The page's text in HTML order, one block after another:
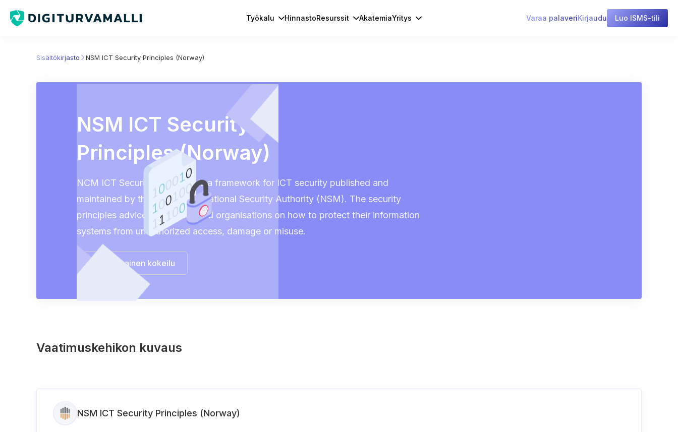
Työkalu HinnastoResurssit AkatemiaYritys Varaa palaveriKirjaudu Luo ISMS-tili
Sisältökirjasto NSM ICT Security Principles (Norway)
NSM ICT Security
Principles (Norway)
NCM ICT Security Principles is a framework for ICT security published and
maintained by the Norwegian National Security Authority (NSM). The security
principles advice businesses and organisations on how to protect their information
systems from unauthorized access, damage or misuse.
Aloita ilmainen kokeilu
Vaatimuskehikon kuvaus
NSM ICT Security Principles (Norway)